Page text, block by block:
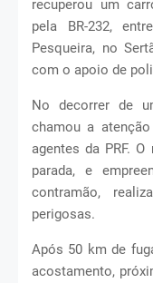
recuperou um
pela BR-232,
Pesqueira, no
com o apoio de
No decorrer de
chamou a
agentes da PRF.
parada, e
contramão,
perigosas.
Após 50 km de
acostamento,